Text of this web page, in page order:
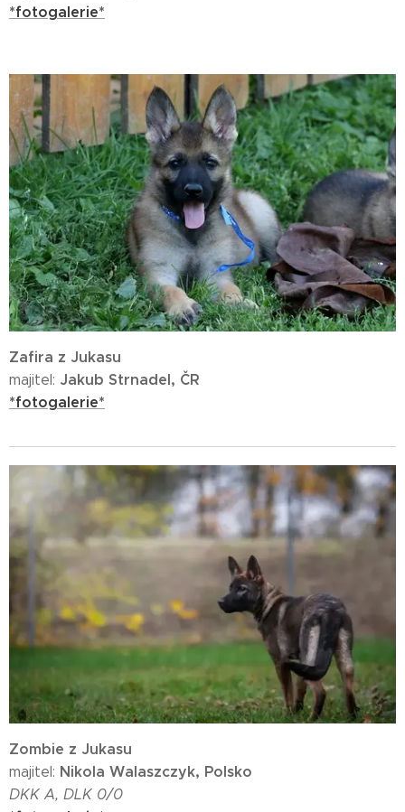
*fotogalerie*
Zafira z Jukasu
majitel: Jakub Strnadel, ČR
*fotogalerie*
Zombie z Jukasu
majitel: Nikola Walaszczyk, Polsko
DKK A, DLK 0/0